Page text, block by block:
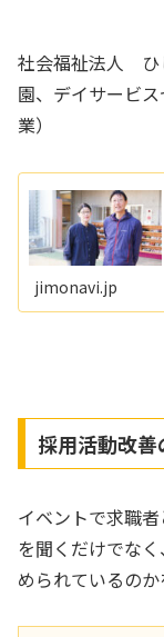
社会福祉法人 ひ
園、デイサービ
業）
jimonavi.jp
採用活動改
イベントで求職
を聞くだけでな
められているのか